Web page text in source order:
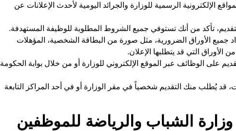
الإلكترونية الرسمية للوزارة والجرائد اليومية لأحدث الإعلانات عن
تأكد من أنك تستوفي جميع الشروط المطلوبة للوظيفة المستهدفة.
جميع الأوراق الضرورية، مثل صورة من البطاقة الشخصية، المؤهلات
الأوراق التي قد يتطلبها الإعلان.
على الوظائف عبر الموقع الإلكتروني للوزارة أو من خلال بوابة الحكومة
قد يُطلب منك التقديم شخصياً في مقر الوزارة أو في أحد المراكز التابعة
وزارة الشباب والرياضة للموظفين